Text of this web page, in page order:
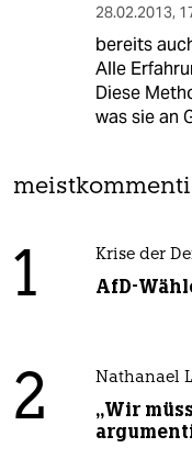
28.02.2013,
bereits
Alle
Diese
was sie an
1 Krise der
AfD-
2 Nathanael
„Wir